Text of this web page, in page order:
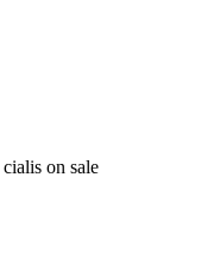
cialis on sale